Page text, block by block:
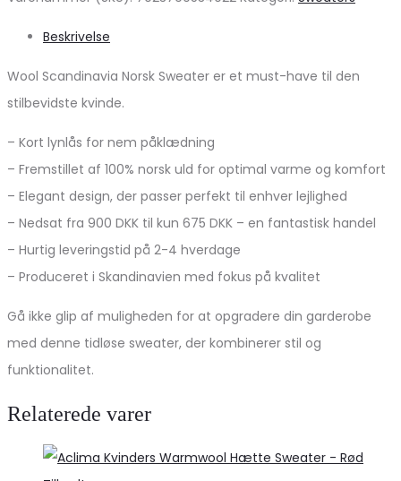
Beskrivelse
Wool Scandinavia Norsk Sweater er et must-have til den
stilbevidste kvinde.
– Kort lynlås for nem påklædning
– Fremstillet af 100% norsk uld for optimal varme og komfort
– Elegant design, der passer perfekt til enhver lejlighed
– Nedsat fra 900 DKK til kun 675 DKK – en fantastisk handel
– Hurtig leveringstid på 2-4 hverdage
– Produceret i Skandinavien med fokus på kvalitet
Gå ikke glip af muligheden for at opgradere din garderobe
med denne tidløse sweater, der kombinerer stil og
funktionalitet.
Relaterede varer